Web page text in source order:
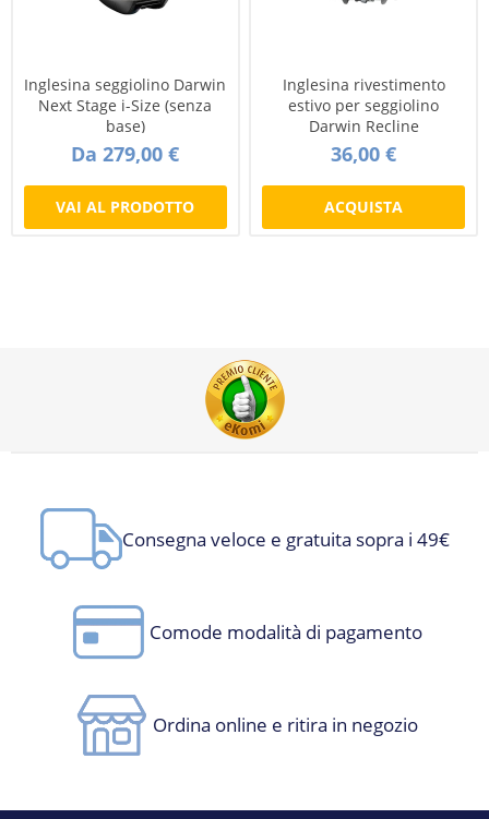
Inglesina seggiolino Darwin
Next Stage i-Size (senza
base)
Da 279,00 €
VAI AL PRODOTTO
Inglesina rivestimento
estivo per seggiolino
Darwin Recline
36,00 €
ACQUISTA
Consegna veloce e gratuita sopra i 49€
Comode modalità di pagamento
Ordina online e ritira in negozio